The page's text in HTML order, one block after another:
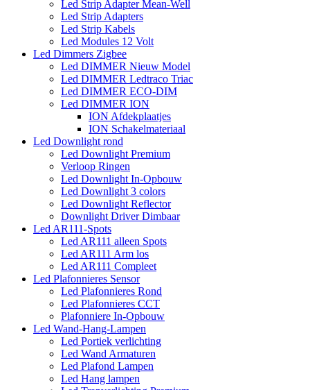
Led Strip Adapter Mean-Well
Led Strip Adapters
Led Strip Kabels
Led Modules 12 Volt
Led Dimmers Zigbee
Led DIMMER Nieuw Model
Led DIMMER Ledtraco Triac
Led DIMMER ECO-DIM
Led DIMMER ION
ION Afdekplaatjes
ION Schakelmateriaal
Led Downlight rond
Led Downlight Premium
Verloop Ringen
Led Downlight In-Opbouw
Led Downlight 3 colors
Led Downlight Reflector
Downlight Driver Dimbaar
Led AR111-Spots
Led AR111 alleen Spots
Led AR111 Arm los
Led AR111 Compleet
Led Plafonnieres Sensor
Led Plafonnieres Rond
Led Plafonnieres CCT
Plafonniere In-Opbouw
Led Wand-Hang-Lampen
Led Portiek verlichting
Led Wand Armaturen
Led Plafond Lampen
Led Hang lampen